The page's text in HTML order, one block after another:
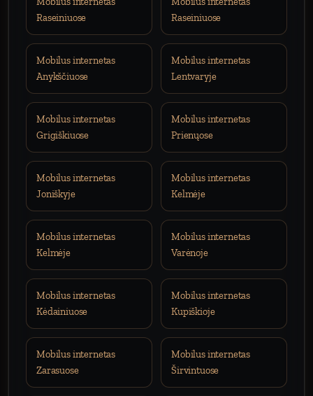
Raseiniuose
Raseiniuose
Mobilus internetas
Anykščiuose
Mobilus internetas
Lentvaryje
Mobilus internetas
Grigiškiuose
Mobilus internetas
Prienųose
Mobilus internetas
Joniškyje
Mobilus internetas
Kelmėje
Mobilus internetas
Kelmėje
Mobilus internetas
Varėnoje
Mobilus internetas
Kėdainiuose
Mobilus internetas
Kupiškioje
Mobilus internetas
Zarasuose
Mobilus internetas
Širvintuose